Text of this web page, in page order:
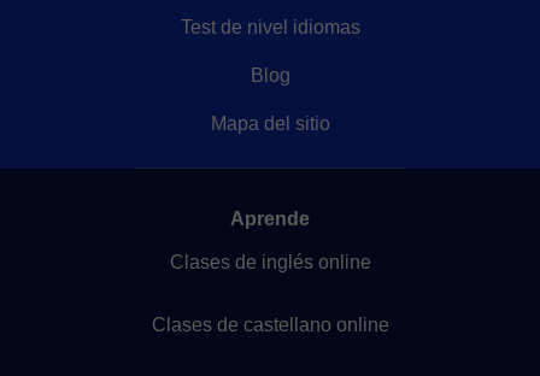
Test de nivel idiomas
Blog
Mapa del sitio
Aprende
Clases de inglés online
Clases de castellano online